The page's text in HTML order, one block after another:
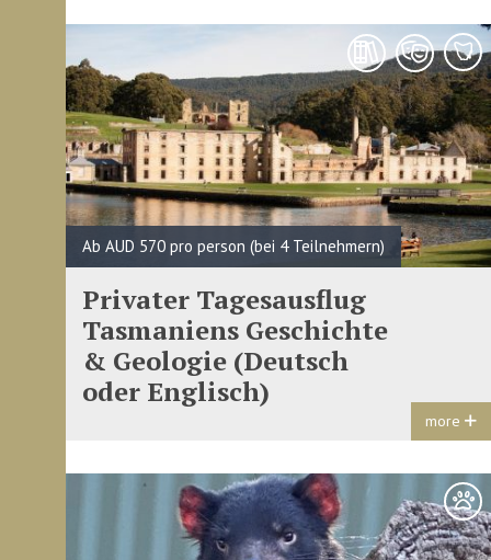
Ab AUD 570 pro person (bei 4 Teilnehmern)
Privater Tagesausflug
Tasmaniens Geschichte
& Geologie (Deutsch
oder Englisch)
more